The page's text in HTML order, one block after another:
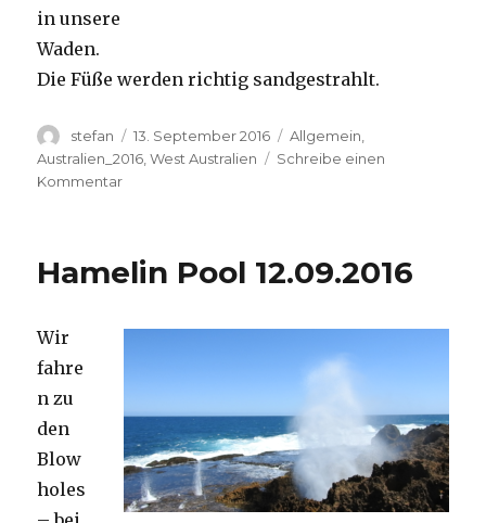
in unsere
Waden.
Die Füße werden richtig sandgestrahlt.
Autor
stefan
Veröffentlicht
am
13. September 2016 Kategorien
Allgemein
Australien_2016 ,West Australien
Schreibe einen
Kommentarzu
Hamelin Pool 12.09.2016
Wir
fahre
n zu
den
Blow
holes